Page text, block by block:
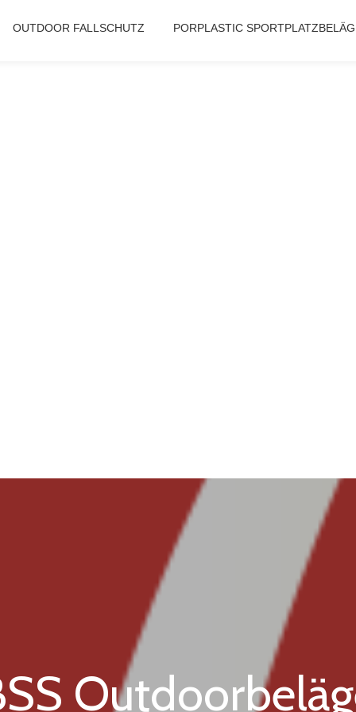
OUTDOOR FALLSCHUTZ PORPLASTIC